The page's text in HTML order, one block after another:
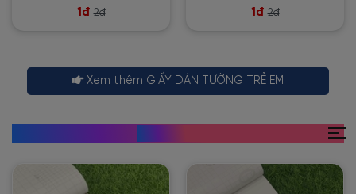
1đ 2đ
1đ 2đ
Xem thêm GIẤY DÁN TƯỜNG TRẺ EM